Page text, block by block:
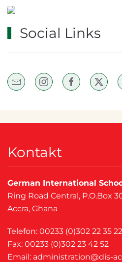
Social Links
Kontakt
German International
Ring Road Central, P.O.Box
Accra, Ghana
Telefon: 00233 (0)302 22 35 22
Fax: 00233 (0)302 23 42 52
Email: administration@dis-